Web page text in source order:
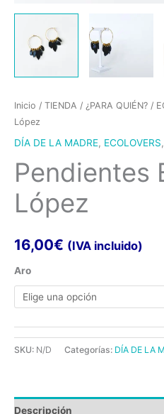
Inicio / TIENDA / ¿PARA QUIÉN? /
López
DÍA DE LA MADRE, ECOLOVERS,
Pendientes
López
16,00€ (IVA incluido)
Aro
SKU: N/D Categorías: DÍA DE LA
Descripción